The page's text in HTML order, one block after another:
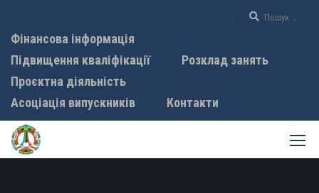
Фінансова інформація
Підвищення кваліфікації
Розклад занять
Проєктна діяльність
Асоціація випускників
Контакти